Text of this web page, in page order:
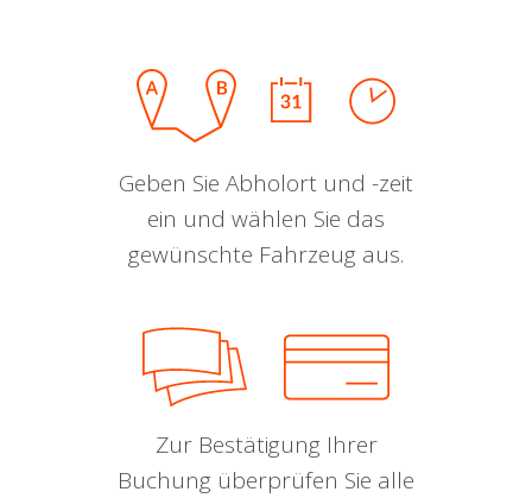
Geben Sie Abholort und -zeit
ein und wählen Sie das
gewünschte Fahrzeug aus.
Zur Bestätigung Ihrer
Buchung überprüfen Sie alle